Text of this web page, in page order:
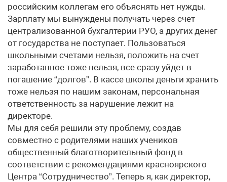
российским коллегам его объяснять нет нужды.
Зарплату мы вынуждены получать через счет
централизованной бухгалтерии РУО, а других денег
от государства не поступает. Пользоваться
школьными счетами нельзя, положить на счет
заработанное тоже нельзя, все сразу уйдет в
погашение “долгов”. В кассе школы деньги хранить
тоже нельзя по нашим законам, персональная
ответственность за нарушение лежит на
директоре.
Мы для себя решили эту проблему, создав
совместно с родителями наших учеников
общественный благотворительный фонд в
соответствии с рекомендациями красноярского
Центра “Сотрудничество”. Теперь я, как директор,